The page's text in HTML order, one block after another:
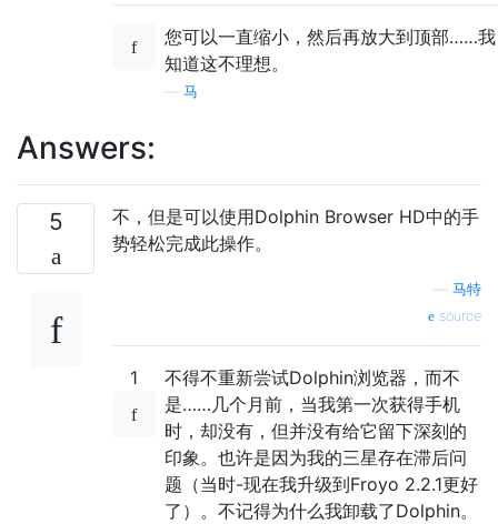
您可以一直缩小，然后再放大到顶部……我
知道这不理想。
马
Answers:
5
不，但是可以使用Dolphin Browser HD中的手
势轻松完成此操作。
马特
source
1
不得不重新尝试Dolphin浏览器，而不
是……几个月前，当我第一次获得手机
时，却没有，但并没有给它留下深刻的
印象。也许是因为我的三星存在滞后问
题（当时-现在我升级到Froyo 2.2.1更好
了）。不记得为什么我卸载了Dolphin。